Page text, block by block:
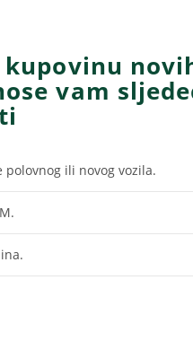
kupovinu
vam
polovnog ili novog vozila.